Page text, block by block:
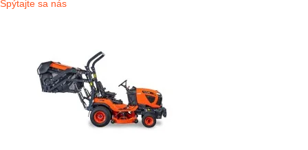
Spýtajte sa nás